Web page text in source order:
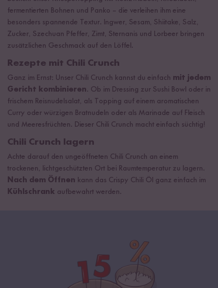
fermentierten Bohnen und Panko – die verleihen ihm eine
besonders spannende Textur. Ingwer, Sesam, Shiitake, Salz,
Zucker, Szechuan Pfeffer, Zimt, Sternanis und Lorbeer bringen
zusätzlichen Geschmack auf den Löffel.
Rezepte mit Chili Crunch
Ganz im Ernst: Unser Chili Crunch kannst du einfach mit jedem
Gericht kombinieren. Ob im Dressing zur Sushi Bowl oder in
frischem Reisnudelsalat, als Topping auf einem aromatischen
Curry oder würzigen Bratnudeln oder als Marinade auf Fleisch
und Meeresfrüchten. Dieser Chili Crunch macht einfach süchtig!
Chili Crunch lagern
Achte darauf den ungeöffneten Chili Crunch an einem
trockenen, lichtgeschützten Ort bei Raumtemperatur zu lagern.
Nach dem Öffnen kann das Crispy Chili Öl ganz einfach im
Kühlschrank aufbewahrt werden.